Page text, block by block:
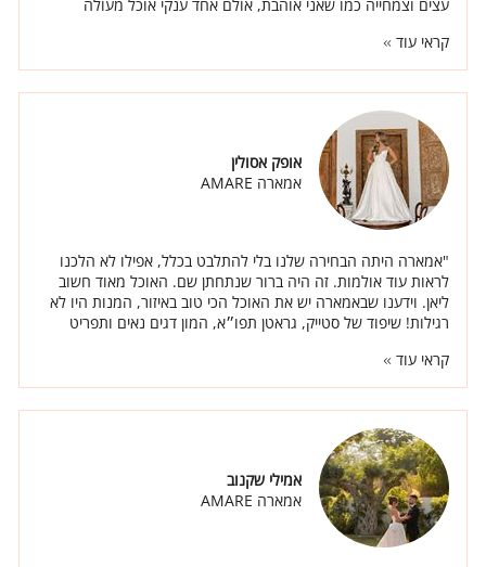
עצים וצמחייה כמו שאני אוהבת, אולם אחד ענקי אוכל מעולה
קראי עוד
אופק אסולין
אמארה AMARE
"אמארה היתה הבחירה שלנו בלי להתלבט בכלל, אפילו לא הלכנו
לראות עוד אולמות. זה היה ברור שנתחתן שם. האוכל מאוד חשוב
ליאן. וידענו שבאמארה יש את האוכל הכי טוב באיזור, המנות היו לא
רגילות! שיפוד של סטייק, גראטן תפו״א, המון דגים נאים ותפריט
קראי עוד
אמילי שקנוב
אמארה AMARE